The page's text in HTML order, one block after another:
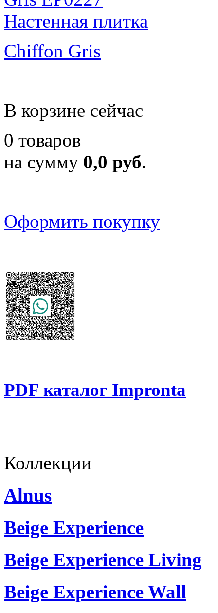
Chiffon Gris
В корзине сейчас
0 товаров
на сумму 0,0 руб.
Оформить покупку
PDF каталог Impronta
Коллекции
Alnus
Beige Experience
Beige Experience Living
Beige Experience Wall